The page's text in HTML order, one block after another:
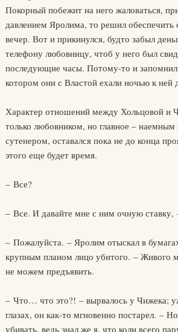
Покорный побежит на него жаловаться,
давлением Яролима, то решил обеспечить
вечер. Вот и прикинулся, будто забыл
телефону любовницу, чтоб у него был
последующие часы. Потому-то и
котором они с Властой ехали ночью к ней
Характер отношений между Хольцовой и
только любовником, но главное –
сутенером, оставался пока не до конца
этого еще будет время.
– Все?
– Все. И давайте мне с ним очную ставку,
– Пожалуйста. – Яролим отыскал в
крупным планом лицо убитого. – Живого
не можем предъявить.
– Что… что это?! – вырвалось у Чижека;
глазах, он как-то мгновенно постарел. –
убивать, ведь знал же я, что коли всего